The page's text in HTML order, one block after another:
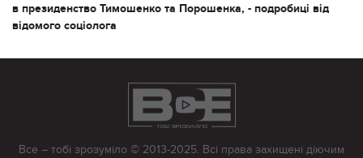
в президенство Тимошенко та Порошенка, - подробиці від
відомого соціолога
Все – тобі зрозуміло © 2013-2025. Всі права захищені діючим